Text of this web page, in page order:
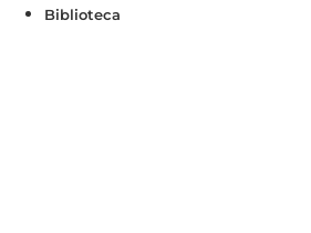
Biblioteca